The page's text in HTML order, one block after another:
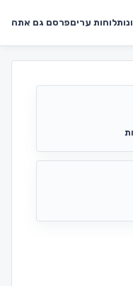
לוחות עריםפרסם גם אתה